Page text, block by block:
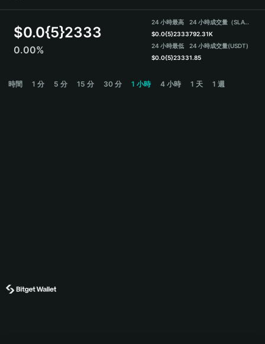
Español
$0.0{5}2333
0.00%
24 小時最高
$0.0{5}2333
24 小時最低
$0.0{5}2333
24 小時成交量（SLAY）
792.31K
24 小時成交量(USDT)
1.85
時間 1 分 5 分 15 分 30 分 1 小時 4 小時 1 天 1 週